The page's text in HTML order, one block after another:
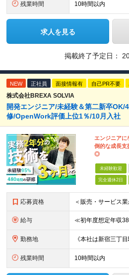
残業時間 10時間以内
求人を見る
掲載終了予定日：
NEW 正社員 面接情報有 自己PR不要
株式会社BREXA SOLVIA
開発エンジニア/未経験＆第二新卒OK/
修/OpenWork評価上位1％/10月入社
エンジニアに
倒的な成長支
◎
未経験歓迎
完全週休2日
応募資格
給与
勤務地
残業時間 10時間以内